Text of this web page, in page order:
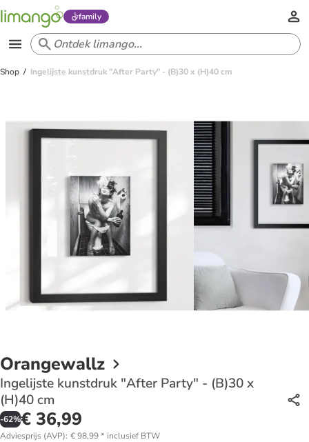
family
Shop Ingelijste kunstdruk "After Party" - (B)30 x (H)40 cm
Orangewallz
Ingelijste kunstdruk "After Party" - (B)30 x
(H)40 cm
-62%€ 36,99
Adviesprijs (AVP): € 98,99* inclusief BTW